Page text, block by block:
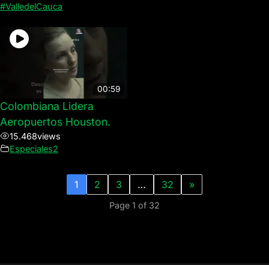
#ValledelCauca
00:59
Colombiana Lidera
Aeropuertos Houston.
15.468views
Especiales2
1 2 3 … 32 »
Page 1 of 32